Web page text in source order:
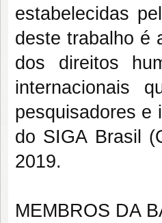
estabelecidas
deste trabalho é
dos direitos
internacionais
pesquisadores e
do SIGA Brasil
2019.
MEMBROS DA